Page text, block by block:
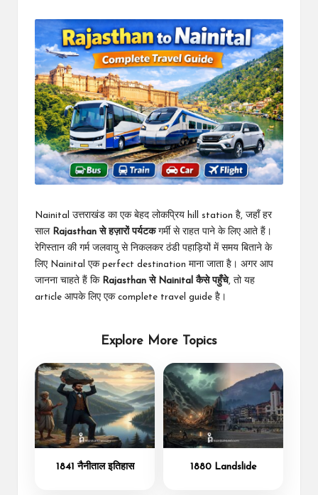
Nainital उत्तराखंड का एक बेहद लोकप्रिय hill station है, जहाँ हर
साल Rajasthan से हज़ारों पर्यटकगर्मी से राहत पाने के लिए आते हैं।
रेगिस्तान की गर्म जलवायु से निकलकर ठंडी पहाड़ियों में समय बिताने के
लिए Nainital एक perfect destination माना जाता है। अगर आप
जानना चाहते हैं कि Rajasthan से Nainital कैसे पहुँचे, तो यह
article आपके लिए एक complete travel guide है।
Explore More Topics
1841 नैनीताल इतिहास 1880 Landslide